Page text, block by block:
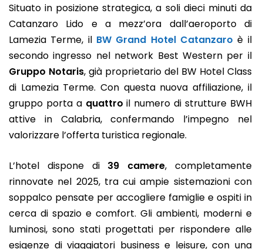
Situato in posizione strategica, a soli dieci minuti da
Catanzaro Lido e a mezz’ora dall’aeroporto di
Lamezia Terme, il BW Grand Hotel Catanzaro è il
secondo ingresso nel network Best Western per il
Gruppo Notaris, già proprietario del BW Hotel Class
di Lamezia Terme. Con questa nuova affiliazione, il
gruppo porta a quattro il numero di strutture BWH
attive in Calabria, confermando l’impegno nel
valorizzare l’offerta turistica regionale.
L’hotel dispone di 39 camere, completamente
rinnovate nel 2025, tra cui ampie sistemazioni con
soppalco pensate per accogliere famiglie e ospiti in
cerca di spazio e comfort. Gli ambienti, moderni e
luminosi, sono stati progettati per rispondere alle
esigenze di viaggiatori business e leisure, con una